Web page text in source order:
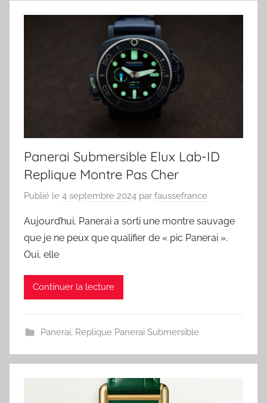
Panerai Submersible Elux Lab-ID
Replique Montre Pas Cher
Publié le 4 septembre 2024 par faussefrance
Aujourd’hui, Panerai a sorti une montre sauvage
que je ne peux que qualifier de « pic Panerai ».
Oui, elle
Continuer la lecture
Panerai Replique Panerai Submersible